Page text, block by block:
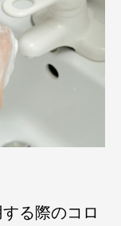
る際のコロ